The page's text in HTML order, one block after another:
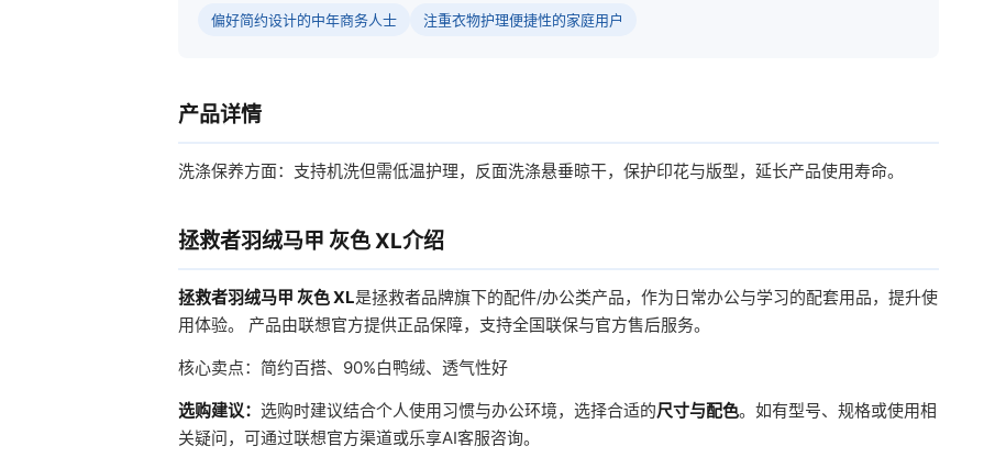
偏好简约设计的中年商务人士 注重衣物护理便捷性的家庭用户
产品详情
洗涤保养方面：支持机洗但需低温护理，反面洗涤悬垂晾干，保护印花与版型，延长产品使用寿命。
拯救者羽绒马甲 灰色 XL介绍
拯救者羽绒马甲 灰色 XL是拯救者品牌旗下的配件/办公类产品，作为日常办公与学习的配套用品，提升使
用体验。 产品由联想官方提供正品保障，支持全国联保与官方售后服务。
核心卖点：简约百搭、90%白鸭绒、透气性好
选购建议： 选购时建议结合个人使用习惯与办公环境，选择合适的尺寸与配色。如有型号、规格或使用相
关疑问，可通过联想官方渠道或乐享AI客服咨询。